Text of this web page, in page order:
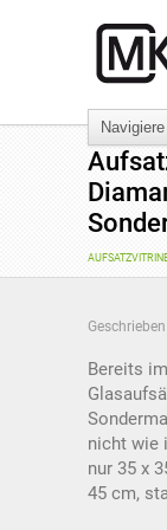
Bereits
nicht wie
nur 35 x
45 cm,